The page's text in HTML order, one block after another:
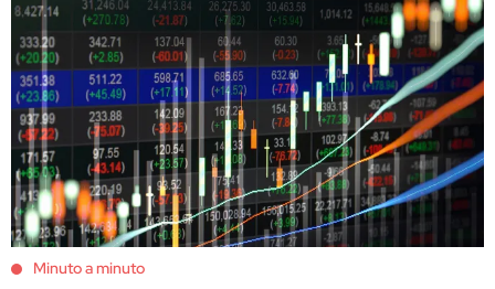
Minuto a minuto